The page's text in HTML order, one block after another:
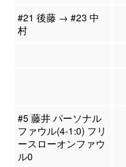
#21 後藤 → #23 中
村
#5 藤井 パーソナル
ファウル(4-1:0) フリ
ースローオンファウ
ル0